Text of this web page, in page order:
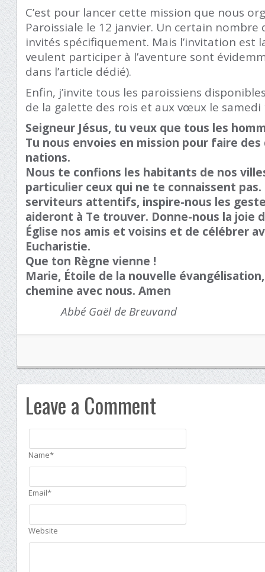
C’est pour lancer cette mission que nous
Paroissiale le 12 janvier. Un certain nombre
invités spécifiquement. Mais l’invitation est
veulent participer à l’aventure sont
dans l’article dédié).
Enfin, j’invite tous les paroissiens
de la galette des rois et aux vœux le samedi
Seigneur Jésus, tu veux que tous les
Tu nous envoies en mission pour faire
nations.
Nous te confions les habitants de nos
particulier ceux qui ne te connaissent pas.
serviteurs attentifs, inspire-nous les
aideront à Te trouver. Donne-nous la joie
Église nos amis et voisins et de célébrer
Eucharistie.
Que ton Règne vienne !
Marie, Étoile de la nouvelle
chemine avec nous. Amen
Abbé Gaël de Breuvand
Leave a Comment
Name*
Email*
Website